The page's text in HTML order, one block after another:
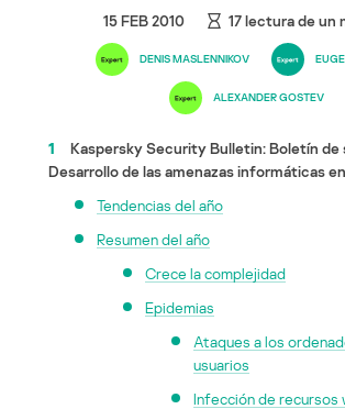
15 FEB 2010 17lectura de un
DENIS MASLENNIKOV
ALEXANDER GOSTEV
1
Kaspersky Security Bulletin: Boletín de
Desarrollo de las amenazas informáticas
Tendencias del año
Resumen del año
Crece la complejidad
Epidemias
Ataques a los
usuarios
Infección de recursos